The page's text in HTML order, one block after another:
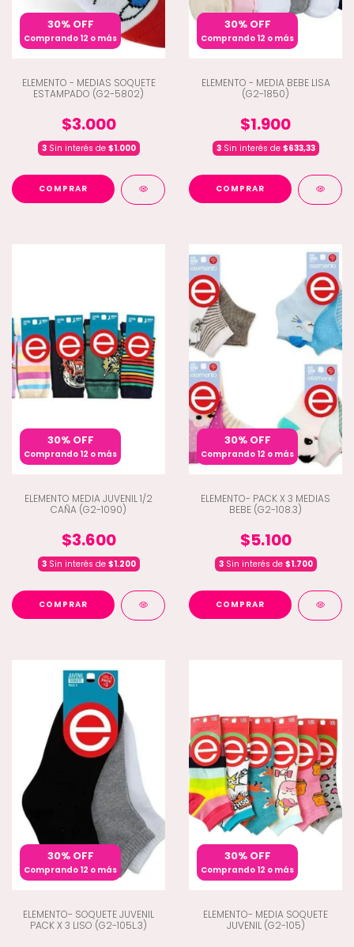
30% OFF
Comprando 12 o más
ELEMENTO - MEDIAS SOQUETE
ESTAMPADO (G2-5802)
$3.000
3Sin interés de $1.000
COMPRAR
30% OFF
Comprando 12 o más
ELEMENTO - MEDIA BEBE LISA
(G2-1850)
$1.900
3Sin interés de $633,33
COMPRAR
30% OFF
Comprando 12 o más
ELEMENTO MEDIA JUVENIL 1/2
CAÑA (G2-1090)
$3.600
3Sin interés de $1.200
COMPRAR
30% OFF
Comprando 12 o más
ELEMENTO- PACK X 3 MEDIAS
BEBE (G2-108.3)
$5.100
3Sin interés de $1.700
COMPRAR
30% OFF
Comprando 12 o más
ELEMENTO- SOQUETE JUVENIL
PACK X 3 LISO (G2-105L.3)
30% OFF
Comprando 12 o más
ELEMENTO- MEDIA SOQUETE
JUVENIL (G2-105)